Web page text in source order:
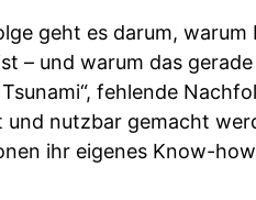
geht es darum,
– und warum das
Tsunami“, fehlende
nutzbar gemacht
ihr eigenes Know-